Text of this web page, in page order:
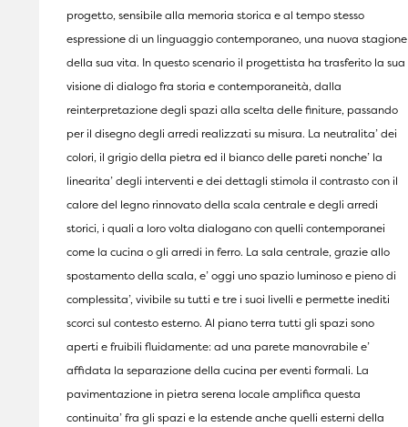
progetto, sensibile alla memoria storica e al tempo stesso
espressione di un linguaggio contemporaneo, una nuova stagione
della sua vita. In questo scenario il progettista ha trasferito la sua
visione di dialogo fra storia e contemporaneità, dalla
reinterpretazione degli spazi alla scelta delle finiture, passando
per il disegno degli arredi realizzati su misura. La neutralita’ dei
colori, il grigio della pietra ed il bianco delle pareti nonche’ la
linearita’ degli interventi e dei dettagli stimola il contrasto con il
calore del legno rinnovato della scala centrale e degli arredi
storici, i quali a loro volta dialogano con quelli contemporanei
come la cucina o gli arredi in ferro. La sala centrale, grazie allo
spostamento della scala, e’ oggi uno spazio luminoso e pieno di
complessita’, vivibile su tutti e tre i suoi livelli e permette inediti
scorci sul contesto esterno. Al piano terra tutti gli spazi sono
aperti e fruibili fluidamente: ad una parete manovrabile e’
affidata la separazione della cucina per eventi formali. La
pavimentazione in pietra serena locale amplifica questa
continuita’ fra gli spazi e la estende anche quelli esterni della